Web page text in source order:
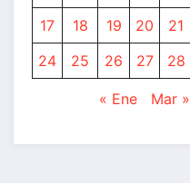
17
18 19 20 21
24
25 26 27 28
« Ene Mar »